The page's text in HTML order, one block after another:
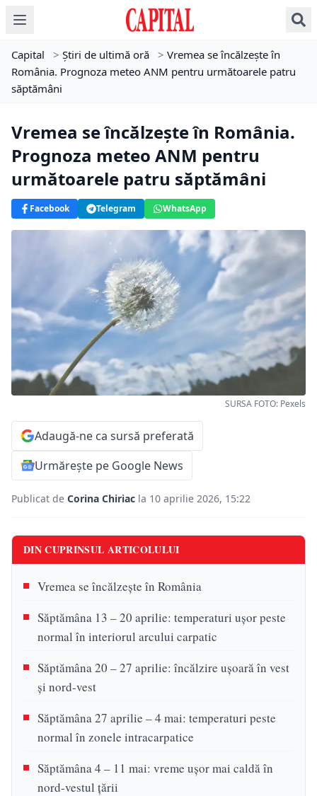
Capital > Știri de ultimă oră > Vremea se încălzește în
România. Prognoza meteo ANM pentru următoarele patru
săptămâni
Vremea se încălzește în România.
Prognoza meteo ANM pentru
următoarele patru săptămâni
Facebook Telegram WhatsApp
SURSA FOTO: Pexels
Adaugă-ne ca sursă preferată
Urmărește pe Google News
Publicat de Corina Chiriac la 10 aprilie 2026, 15:22
DIN CUPRINSUL ARTICOLULUI
Vremea se încălzește în România
Săptămâna 13 – 20 aprilie: temperaturi ușor peste
normal în interiorul arcului carpatic
Săptămâna 20 – 27 aprilie: încălzire ușoară în vest
și nord-vest
Săptămâna 27 aprilie – 4 mai: temperaturi peste
normal în zonele intracarpatice
Săptămâna 4 – 11 mai: vreme ușor mai caldă în
nord-vestul țării